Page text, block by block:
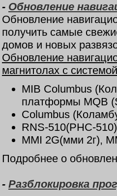
- Обновление
Обновление
получить самые
домов и новых
Обновление
магнитолах с
MIB Columbus
платформы MQB
Columbus
RNS-510(РНС-
MMI 2G(мми 2г),
Подробнее о
- Разблокировка